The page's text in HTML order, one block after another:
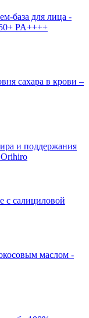
база для лица -
PA++++
сахара в крови –
и поддержания
с салициловой
маслом -